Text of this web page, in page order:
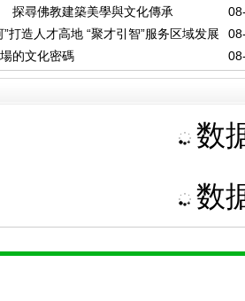
探尋佛教建築美學與文化傳承
打造人才高地 “聚才引智”服务区域发展
的文化密碼
数
数